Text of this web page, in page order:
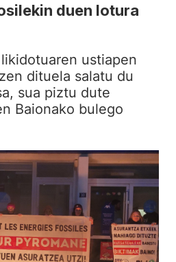
duen lotura
ustiapen
dituela salatu du
sua piztu dute
Baionako bulego